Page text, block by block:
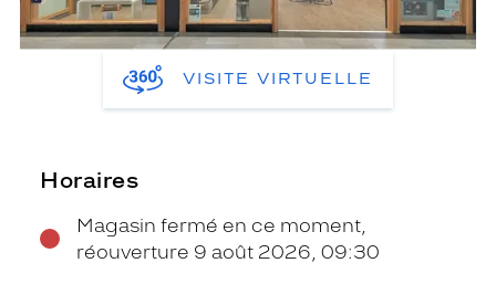
VISITE VIRTUELLE
Horaires
Magasin fermé en ce moment,
réouverture 9 août 2026, 09:30